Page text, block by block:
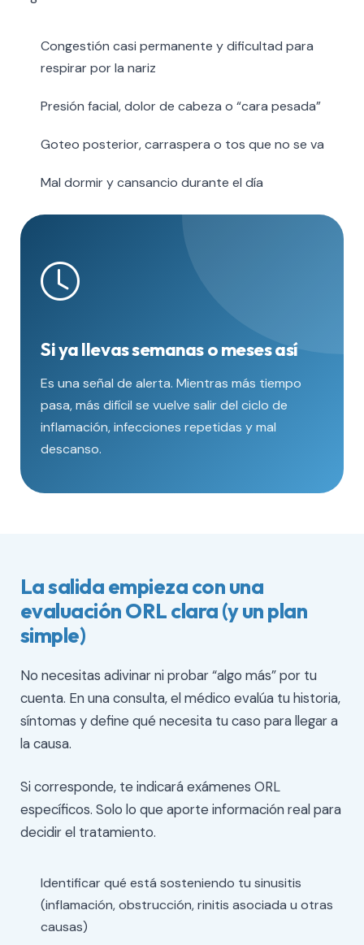
Congestión casi permanente y dificultad para
respirar por la nariz
Presión facial, dolor de cabeza o “cara pesada”
Goteo posterior, carraspera o tos que no se va
Mal dormir y cansancio durante el día
Si ya llevas semanas o meses así
Es una señal de alerta. Mientras más tiempo
pasa, más difícil se vuelve salir del ciclo de
inflamación, infecciones repetidas y mal
descanso.
La salida empieza con una
evaluación ORL clara (y un plan
simple)
No necesitas adivinar ni probar “algo más” por tu
cuenta. En una consulta, el médico evalúa tu historia,
síntomas y define qué necesita tu caso para llegar a
la causa.
Si corresponde, te indicará exámenes ORL
específicos. Solo lo que aporte información real para
decidir el tratamiento.
Identificar qué está sosteniendo tu sinusitis
(inflamación, obstrucción, rinitis asociada u otras
causas)